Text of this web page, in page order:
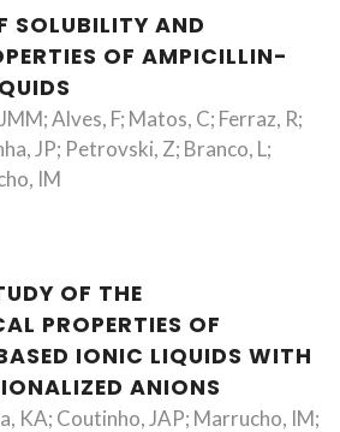
SOLUBILITY AND
OF AMPICILLIN-
Alves, F; Matos, C; Ferraz, R;
JP; Petrovski, Z; Branco, L;
IM
OF THE
PROPERTIES OF
IONIC LIQUIDS WITH
ANIONS
KA; Coutinho, JAP; Marrucho, IM;